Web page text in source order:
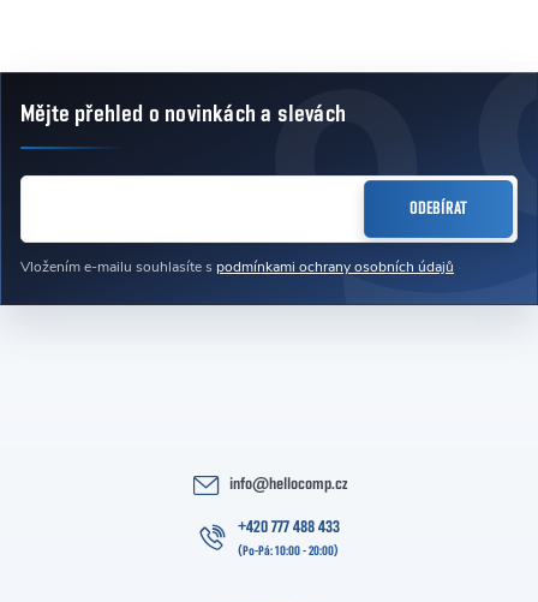
Zápatí
Mějte přehled o novinkácha slevách
Vložením e-mailu souhlasíte s podmínkami ochrany osobních údajů
ODEBÍRAT
info@hellocomp.cz
+420 777 488 433